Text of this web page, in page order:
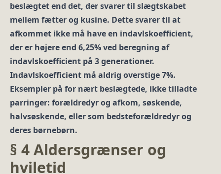
beslægtet end det, der svarer til slægtskabet
mellem fætter og kusine. Dette svarer til at
afkommet ikke må have en indavlskoefficient,
der er højere end 6,25% ved beregning af
indavlskoefficient på 3 generationer.
Indavlskoefficient må aldrig overstige 7%.
Eksempler på for nært beslægtede, ikke tilladte
parringer: forældredyr og afkom, søskende,
halvsøskende, eller som bedsteforældredyr og
deres børnebørn.
§ 4 Aldersgrænser og
hviletid